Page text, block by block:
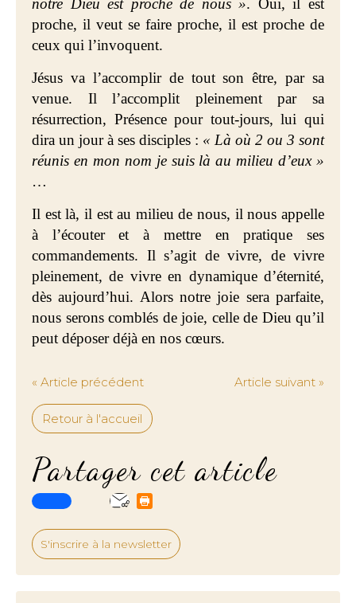
notre Dieu est proche de nous ». Oui, il est
proche, il veut se faire proche, il est proche de
ceux qui l’invoquent.
Jésus va l’accomplir de tout son être, par sa
venue. Il l’accomplit pleinement par sa
résurrection, Présence pour tout-jours, lui qui
dira un jour à ses disciples : « Là où 2 ou 3 sont
réunis en mon nom je suis là au milieu d’eux »
…
Il est là, il est au milieu de nous, il nous appelle
à l’écouter et à mettre en pratique ses
commandements. Il s’agit de vivre, de vivre
pleinement, de vivre en dynamique d’éternité,
dès aujourd’hui. Alors notre joie sera parfaite,
nous serons comblés de joie, celle de Dieu qu’il
peut déposer déjà en nos cœurs.
« Article précédent Article suivant »
Retour à l'accueil
Partager cet article
S'inscrire à la newsletter